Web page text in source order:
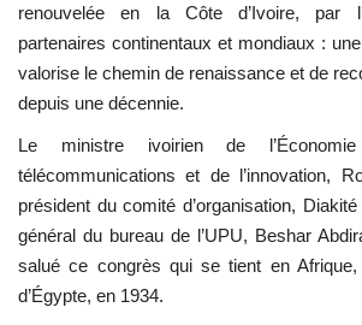
renouvelée en la Côte d’Ivoire, par
partenaires continentaux et mondiaux :
valorise le chemin de renaissance et de
depuis une décennie.
Le ministre ivoirien de
télécommunications et de l’innovation,
président du comité d’organisation,
général du bureau de l’UPU, Beshar
salué ce congrès qui se tient en
d’Égypte, en 1934.